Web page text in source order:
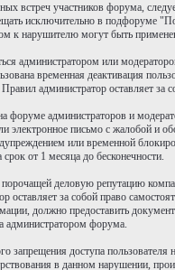
встреч участников форума,
исключительно в подфоруме
к нарушителю могут быть
администратором или
временная деактивация
администратор оставляет за
форуме администраторов и
электронное письмо с жалобой и
или временной
срок от 1 месяца до бесконечности.
деловую репутацию
за собой право
должно предоставить
администратором форума.
запрещения доступа
в данном нарушении,